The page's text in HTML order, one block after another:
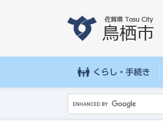
先
を
くらし・手続き
o